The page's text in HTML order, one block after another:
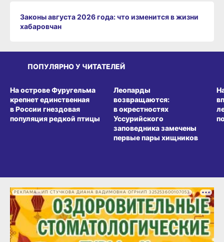
Законы августа 2026 года: что изменится в жизни
хабаровчан
ПОПУЛЯРНО У ЧИТАТЕЛЕЙ
На острове Фуругельма
крепнет единственная
в России гнездовая
популяция редкой птицы
Леопарды
возвращаются:
в окрестностях
Уссурийского
заповедника замечены
первые пары хищников
РЕКЛАМА • ИП СТУЧКОВА ДИАНА ВАДИМОВНА ОГРНИП 325253600107053